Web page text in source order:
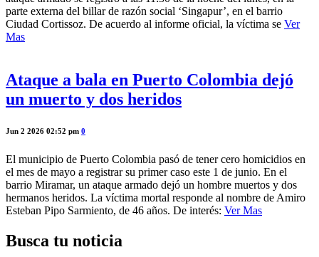
parte externa del billar de razón social ‘Singapur’, en el barrio
Ciudad Cortissoz. De acuerdo al informe oficial, la víctima se Ver
Mas
Ataque a bala en Puerto Colombia dejó
un muerto y dos heridos
Jun 2 2026 02:52 pm 0
El municipio de Puerto Colombia pasó de tener cero homicidios en
el mes de mayo a registrar su primer caso este 1 de junio. En el
barrio Miramar, un ataque armado dejó un hombre muertos y dos
hermanos heridos. La víctima mortal responde al nombre de Amiro
Esteban Pipo Sarmiento, de 46 años. De interés: Ver Mas
Busca tu noticia